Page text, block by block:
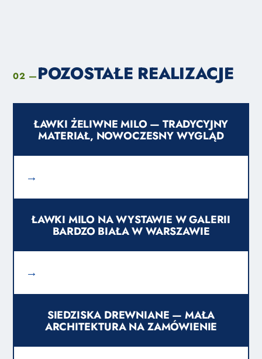
02 —POZOSTAŁE REALIZACJE
ŁAWKI ŻELIWNE MILO — TRADYCYJNY
MATERIAŁ, NOWOCZESNY WYGLĄD
→
ŁAWKI MILO NA WYSTAWIE W GALERII
BARDZO BIAŁA W WARSZAWIE
→
SIEDZISKA DREWNIANE — MAŁA
ARCHITEKTURA NA ZAMÓWIENIE